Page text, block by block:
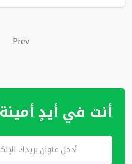
Prev
أنت في أيدٍ أمينة